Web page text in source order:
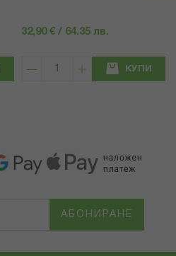
32,90 € / 64.35 лв.
КУПИ
АБОНИРАНЕ